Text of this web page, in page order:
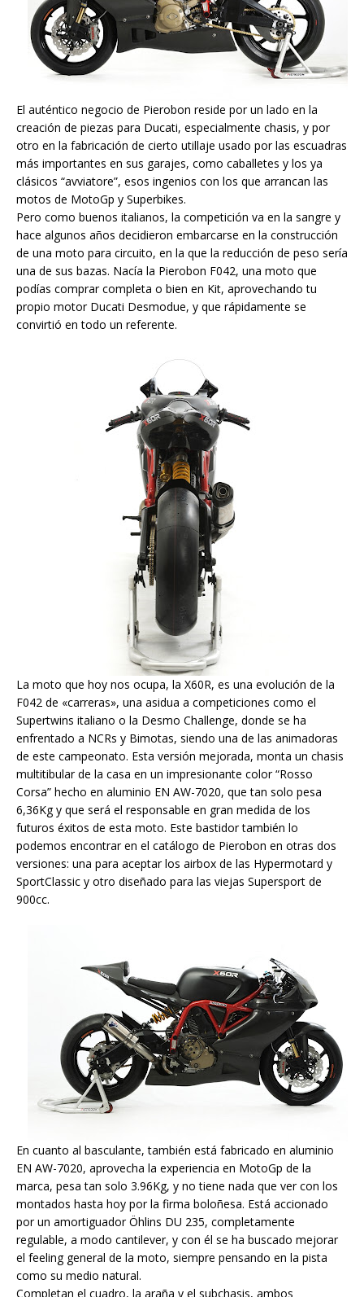
El auténtico negocio de Pierobon reside por un lado en la
creación de piezas para Ducati, especialmente chasis, y por
otro en la fabricación de cierto utillaje usado por las escuadras
más importantes en sus garajes, como caballetes y los ya
clásicos “avviatore”, esos ingenios con los que arrancan las
motos de MotoGp y Superbikes.
Pero como buenos italianos, la competición va en la sangre y
hace algunos años decidieron embarcarse en la construcción
de una moto para circuito, en la que la reducción de peso sería
una de sus bazas. Nacía la Pierobon F042, una moto que
podías comprar completa o bien en Kit, aprovechando tu
propio motor Ducati Desmodue, y que rápidamente se
convirtió en todo un referente.
La moto que hoy nos ocupa, la X60R, es una evolución de la
F042 de «carreras», una asidua a competiciones como el
Supertwins italiano o la Desmo Challenge, donde se ha
enfrentado a NCRs y Bimotas, siendo una de las animadoras
de este campeonato. Esta versión mejorada, monta un chasis
multitibular de la casa en un impresionante color “Rosso
Corsa” hecho en aluminio EN AW-7020, que tan solo pesa
6,36Kg y que será el responsable en gran medida de los
futuros éxitos de esta moto. Este bastidor también lo
podemos encontrar en el catálogo de Pierobon en otras dos
versiones: una para aceptar los airbox de las Hypermotard y
SportClassic y otro diseñado para las viejas Supersport de
900cc.
En cuanto al basculante, también está fabricado en aluminio
EN AW-7020, aprovecha la experiencia en MotoGp de la
marca, pesa tan solo 3.96Kg, y no tiene nada que ver con los
montados hasta hoy por la firma boloñesa. Está accionado
por un amortiguador Öhlins DU 235, completamente
regulable, a modo cantilever, y con él se ha buscado mejorar
el feeling general de la moto, siempre pensando en la pista
como su medio natural.
Completan el cuadro, la araña y el subchasis, ambos